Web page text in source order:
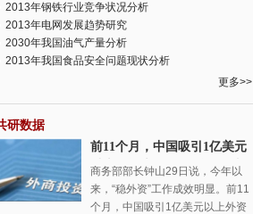
2013年钢铁行业竞争状况分析
2013年电网发展趋势研究
2030年我国油气产量分析
2013年我国食品安全问题现状分析
更多>>
研数据
前11个月，中国吸引1亿美元
以上外资大项目722个，增长
15.5%
商务部部长钟山29日说，今年以
来，“稳外资”工作成效明显。前11
个月，中国吸引1亿美元以上外资